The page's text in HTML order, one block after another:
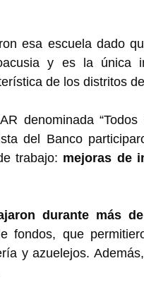
esa escuela dado
y es la única
de los distritos
denominada
del Banco
trabajo: mejoras de
durante más
fondos, que
y azuelejos.